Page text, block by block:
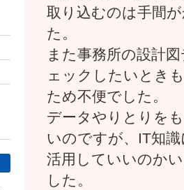
取り込むのは手間
た。
また事務所の設計
ェックしたいとき
ため不便でした。
データやりとりを
いのですが、IT知
活用していいのか
した。